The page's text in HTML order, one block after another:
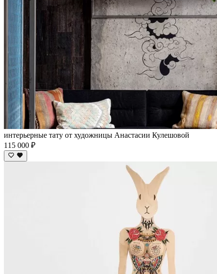
интерьерные тату от художницы Анастасии Кулешовой
115 000 ₽